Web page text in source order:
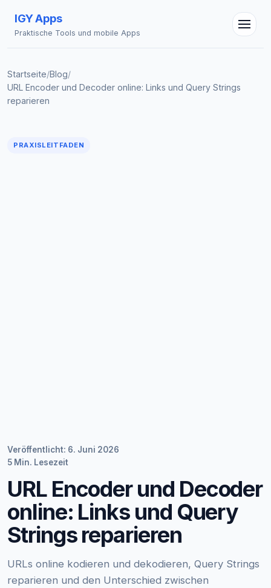
IGY Apps
Praktische Tools und mobile Apps
Startseite/Blog/
URL Encoder und Decoder online: Links und Query Strings
reparieren
PRAXISLEITFADEN
Veröffentlicht: 6. Juni 2026
5 Min. Lesezeit
URL Encoder und Decoder
online: Links und Query
Strings reparieren
URLs online kodieren und dekodieren, Query Strings
reparieren und den Unterschied zwischen
Online — Fragen Sie mich